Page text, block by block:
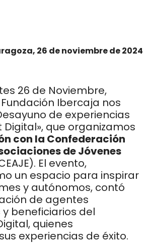
26 de noviembre de 2024
26 de Noviembre,
Ibercaja nos
de experiencias
Digital», que organizamos
con la Confederación
de Jóvenes
El evento,
un espacio para inspirar
y autónomos, contó
de agentes
beneficiarios del
quienes
experiencias de éxito.